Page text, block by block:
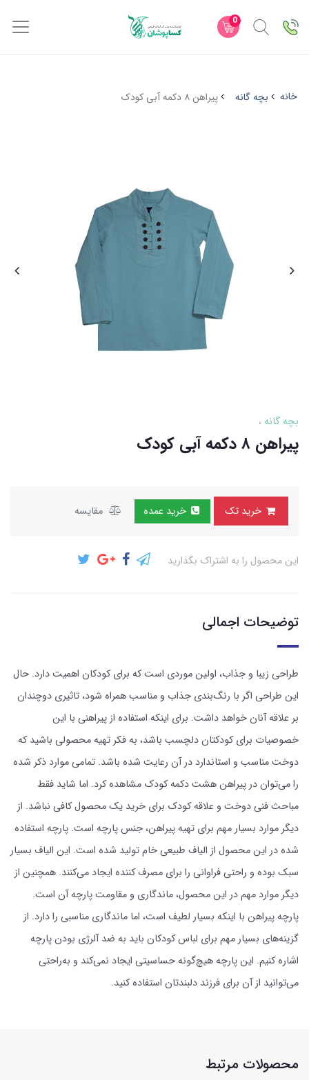
0
خانه بچه گانه پیراهن ۸ دکمه آبی کودک
بچه گانه
پیراهن ۸ دکمه آبی کودک
خرید تک خرید عمده مقایسه
این محصول را به اشتراک بگذارید
توضیحات اجمالی
طراحی زیبا و جذاب، اولین موردی است که برای کودکان اهمیت دارد. حال
این طراحی اگر با رنگ‌بندی جذاب و مناسب همراه شود، تاثیری دوچندان
بر علاقه آنان خواهد داشت. برای اینکه استفاده از پیراهنی با این
خصوصیات برای کودکتان دلچسب باشد، به فکر تهیه محصولی باشید که
دوخت مناسب و استاندارد در آن رعایت شده باشد. تمامی موارد ذکر شده
را می‌توان در پیراهن هشت دکمه کودک مشاهده کرد. اما شاید فقط
مباحث فنی دوخت و علاقه کودک برای خرید یک محصول کافی نباشد. از
دیگر موارد بسیار مهم برای تهیه پیراهن، جنس پارچه است. پارچه استفاده
شده در این محصول از الیاف طبیعی خام تولید شده است. این الیاف بسیار
سبک بوده و راحتی فراوانی را برای مصرف کننده ایجاد می‌کنند. همچنین از
دیگر موارد مهم در این محصول، ماندگاری و مقاومت پارچه آن است.
پارچه پیراهن با اینکه بسیار لطیف است، اما ماندگاری مناسبی را دارد. از
گزینه‌های بسیار مهم برای لباس کودکان باید به ضد آلرژی بودن پارچه
اشاره کنیم. این پارچه هیچ‌گونه حساسیتی ایجاد نمی‌کند و به‌راحتی
می‌توانید از آن برای فرزند دلبندتان استفاده کنید.
محصولات مرتبط